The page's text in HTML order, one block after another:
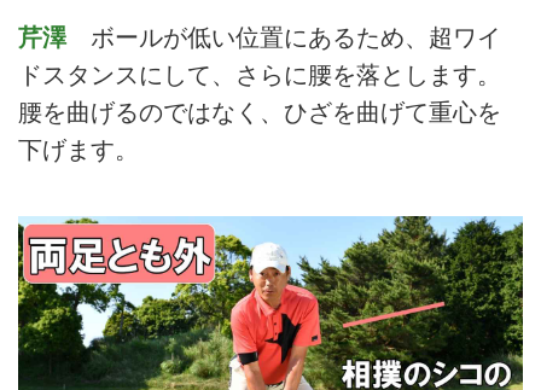
芹澤ボールが低い位置にあるため、超ワイ
ドスタンスにして、さらに腰を落とします。
腰を曲げるのではなく、ひざを曲げて重心を
下げます。